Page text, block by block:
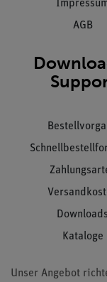
AGB
Downloads
Kataloge
Unser Angebot